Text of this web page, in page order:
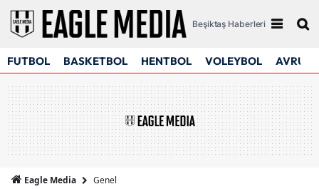
Beşiktaş Haberleri
FUTBOL BASKETBOL HENTBOL VOLEYBOL
Eagle Media Genel